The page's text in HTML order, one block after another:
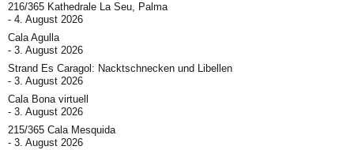
216/365 Kathedrale La Seu, Palma
4. August 2026
Cala Agulla
3. August 2026
Strand Es Caragol: Nacktschnecken und Libellen
3. August 2026
Cala Bona virtuell
3. August 2026
215/365 Cala Mesquida
3. August 2026